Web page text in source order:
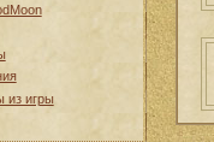
из игры